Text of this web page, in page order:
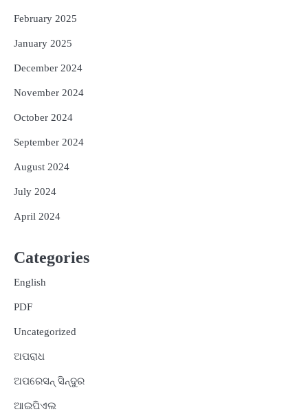
February 2025
January 2025
December 2024
November 2024
October 2024
September 2024
August 2024
July 2024
April 2024
Categories
English
PDF
Uncategorized
ଅପରାଧ
ଅପରେସନ୍ ସିନ୍ଦୁର
ଆଇପିଏଲ